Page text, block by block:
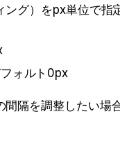
ング）をpx単位で指
フォルト0px
間隔を調整したい場